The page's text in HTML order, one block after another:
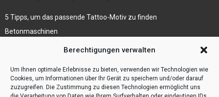
Berechtigungen verwalten
Um Ihnen optimale Erlebnisse zu bieten, verwenden wir Technologien wie
Cookies, um Informationen über Ihr Gerät zu speichern und/oder darauf
zuzugreifen. Die Zustimmung zu diesen Technologien ermöglicht uns
5 Tipps, um das passende Tattoo-Motiv zu finden
Betonmaschinen
Effizienzsteigerung